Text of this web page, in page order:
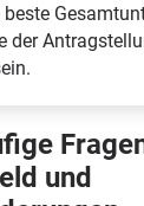
der
und